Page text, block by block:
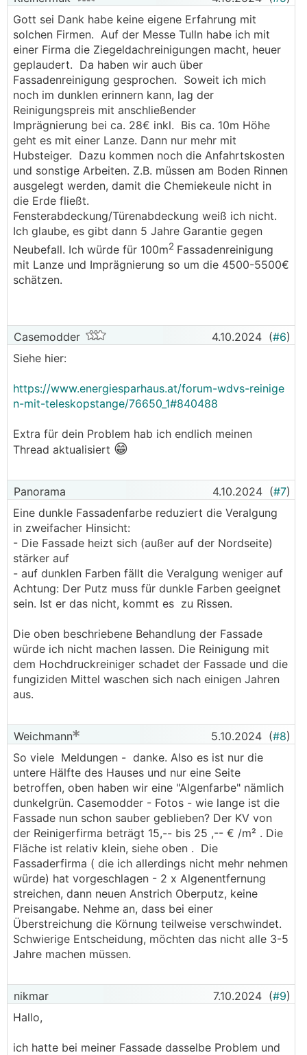
Gott sei Dank habe keine eigene Erfahrung mit
solchen Firmen. Auf der Messe Tulln habe ich mit
einer Firma die Ziegeldachreinigungen macht, heuer
geplaudert. Da haben wir auch über
Fassadenreinigung gesprochen. Soweit ich mich
noch im dunklen erinnern kann, lag der
Reinigungspreis mit anschließender
Imprägnierung bei ca. 28€ inkl. Bis ca. 10m Höhe
geht es mit einer Lanze. Dann nur mehr mit
Hubsteiger. Dazu kommen noch die Anfahrtskosten
und sonstige Arbeiten. Z.B. müssen am Boden Rinnen
ausgelegt werden, damit die Chemiekeule nicht in
die Erde fließt.
Fensterabdeckung/Türenabdeckung weiß ich nicht.
Ich glaube, es gibt dann 5 Jahre Garantie gegen
Neubefall. Ich würde für 100m2 Fassadenreinigung
mit Lanze und Imprägnierung so um die 4500-5500€
schätzen.
Casemodder 4.10.2024 (#6)
Siehe hier:
https://www.energiesparhaus.at/forum-wdvs-reinige
n-mit-teleskopstange/76650_1#840488
Extra für dein Problem hab ich endlich meinen
Thread aktualisiert 😁
Panorama 4.10.2024 (#7)
Eine dunkle Fassadenfarbe reduziert die Veralgung
in zweifacher Hinsicht:
- Die Fassade heizt sich (außer auf der Nordseite)
stärker auf
- auf dunklen Farben fällt die Veralgung weniger auf
Achtung: Der Putz muss für dunkle Farben geeignet
sein. Ist er das nicht, kommt es zu Rissen.
Die oben beschriebene Behandlung der Fassade
würde ich nicht machen lassen. Die Reinigung mit
dem Hochdruckreiniger schadet der Fassade und die
fungiziden Mittel waschen sich nach einigen Jahren
aus.
Weichmann 5.10.2024 (#8)
So viele Meldungen - danke. Also es ist nur die
untere Hälfte des Hauses und nur eine Seite
betroffen, oben haben wir eine "Algenfarbe" nämlich
dunkelgrün. Casemodder - Fotos - wie lange ist die
Fassade nun schon sauber geblieben? Der KV von
der Reinigerfirma beträgt 15,-- bis 25 ,-- € /m² . Die
Fläche ist relativ klein, siehe oben . Die
Fassaderfirma ( die ich allerdings nicht mehr nehmen
würde) hat vorgeschlagen - 2 x Algenentfernung
streichen, dann neuen Anstrich Oberputz, keine
Preisangabe. Nehme an, dass bei einer
Überstreichung die Körnung teilweise verschwindet.
Schwierige Entscheidung, möchten das nicht alle 3-5
Jahre machen müssen.
nikmar 7.10.2024 (#9)
Hallo,
ich hatte bei meiner Fassade dasselbe Problem und